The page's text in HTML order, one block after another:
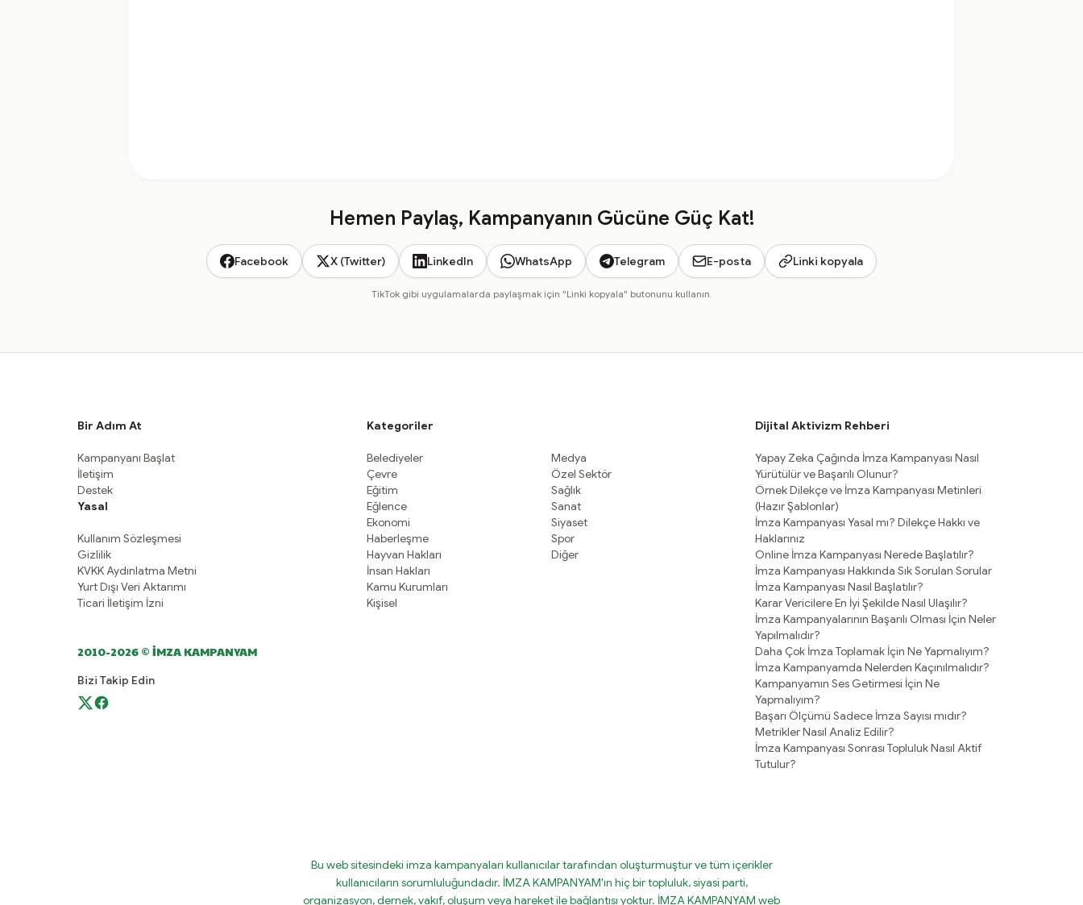
Hemen Paylaş, Kampanyanın Gücüne Güç Kat!
Facebook X (Twitter) LinkedIn WhatsApp Telegram E-posta Linki kopyala
TikTok gibi uygulamalarda paylaşmak için "Linki kopyala" butonunu kullanın.
Bir Adım At
Kampanyanı Başlat
İletişim
Destek
Yasal
Kullanım Sözleşmesi
Gizlilik
KVKK Aydınlatma Metni
Yurt Dışı Veri Aktarımı
Ticari İletişim İzni
2010-2026 © İMZA KAMPANYAM
Bizi Takip Edin
Kategoriler
Belediyeler
Çevre
Eğitim
Eğlence
Ekonomi
Haberleşme
Hayvan Hakları
İnsan Hakları
Kamu Kurumları
Kişisel
Medya
Özel Sektör
Sağlık
Sanat
Siyaset
Spor
Diğer
Dijital Aktivizm Rehberi
Yapay Zeka Çağında İmza Kampanyası Nasıl
Yürütülür ve Başarılı Olunur?
Örnek Dilekçe ve İmza Kampanyası Metinleri
(Hazır Şablonlar)
İmza Kampanyası Yasal mı? Dilekçe Hakkı ve
Haklarınız
Online İmza Kampanyası Nerede Başlatılır?
İmza Kampanyası Hakkında Sık Sorulan Sorular
İmza Kampanyası Nasıl Başlatılır?
Karar Vericilere En İyi Şekilde Nasıl Ulaşılır?
İmza Kampanyalarının Başarılı Olması İçin Neler
Yapılmalıdır?
Daha Çok İmza Toplamak İçin Ne Yapmalıyım?
İmza Kampanyamda Nelerden Kaçınılmalıdır?
Kampanyamın Ses Getirmesi İçin Ne
Yapmalıyım?
Başarı Ölçümü Sadece İmza Sayısı mıdır?
Metrikler Nasıl Analiz Edilir?
İmza Kampanyası Sonrası Topluluk Nasıl Aktif
Tutulur?
Bu web sitesindeki imza kampanyaları kullanıcılar tarafından oluşturmuştur ve tüm içerikler
kullanıcıların sorumluluğundadır. İMZA KAMPANYAM'ın hiç bir topluluk, siyasi parti,
organizasyon, dernek, vakıf, oluşum veya hareket ile bağlantısı yoktur. İMZA KAMPANYAM web